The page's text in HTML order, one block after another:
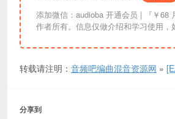
添加微信：audioba 开通会员 | 『￥68 月』 『￥98季度』『￥198年』『￥298终生』| 链接失效请联系更换。资讯信息均来自互联网索引，版权归原
作者所有。信息仅做介绍和学习使用
转载请注明： 音频吧编曲混音资源网 »
分享到